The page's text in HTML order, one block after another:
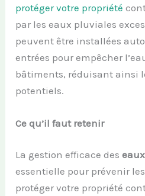
protéger votre propriété
par les eaux pluviales
peuvent être installées
entrées pour empêcher
bâtiments, réduisant ainsi
potentiels.
Ce qu’il faut retenir
La gestion efficace des
essentielle pour prévenir
protéger votre propriété